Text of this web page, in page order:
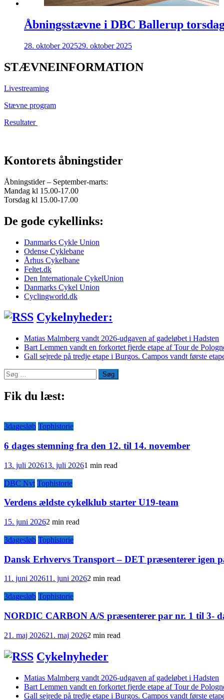
Åbningsstævne i DBC Ballerup
28. oktober 202529. oktober 2025
STÆVNEINFORMATION
Livestreaming
Stævne program
Resultater
Kontorets åbningstider
Åbningstider – September-marts:
Mandag kl 15.00-17.00
Torsdag kl 15.00-17.00
De gode cykellinks:
Danmarks Cykle Union
Odense Cyklebane
Århus Cykelbane
Feltet.dk
Den Internationale CykelUnion
Danmarks Cykel Union
Cyclingworld.dk
Cykelnyheder:
Matias Malmberg vandt 2026-udgaven af gadeløbet i Hadsten
Bart Lemmen vandt en forkortet fjerde etape af Tour de
Gall sejrede på tredje etape i Burgos. Campos vandt første
Søg
efter:
Fik du læst:
3dagesløb Tophistorie
6 dages stemning fra den 12. til 14. november
13. juli 202613. juli 20261 min read
DBC Nyt Tophistorie
Verdens ældste cykelklub starter U19-team
15. juni 20262 min read
3dagesløb Tophistorie
Dansk Erhvervs Transport – DET præsenterer igen
11. juni 202611. juni 20262 min read
3dagesløb Tophistorie
NORDIC CARBON A/S præsenterer par nr. 1 til 3-
21. maj 202621. maj 20262 min read
Cykelnyheder
Matias Malmberg vandt 2026-udgaven af gadeløbet i Hadsten
Bart Lemmen vandt en forkortet fjerde etape af Tour de
Gall sejrede på tredje etape i Burgos. Campos vandt første